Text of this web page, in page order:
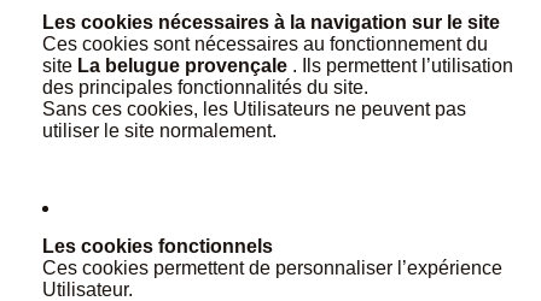
Les cookies nécessaires à la navigation sur le site
Ces cookies sont nécessaires au fonctionnement du
site La belugue provençale . Ils permettent l’utilisation
des principales fonctionnalités du site.
Sans ces cookies, les Utilisateurs ne peuvent pas
utiliser le site normalement.
Les cookies fonctionnels
Ces cookies permettent de personnaliser l’expérience
Utilisateur.